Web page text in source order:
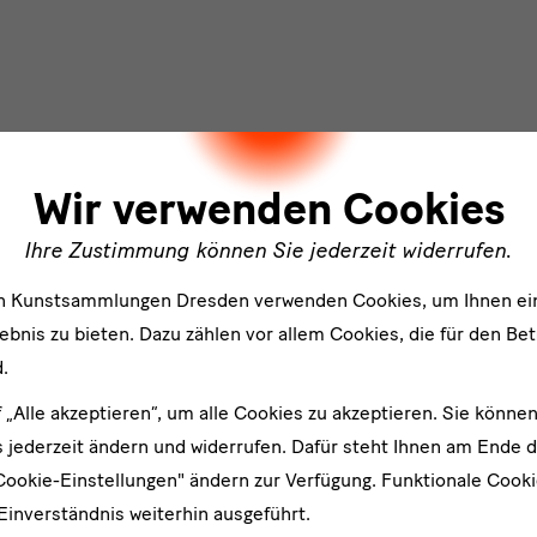
als Kleidung und spielt eine wichtige Rolle bei
Dekore, wie das Windmühlensymbol und das
finden, wie die vom Zeichner Jaques Arago gefertigten
dem Jahre 1925 belegen. In einer vernetzten Welt reisen
in TV-Shows und Zeitschriften verbreitet. Sie dienen
aufgeladen und den jeweiligen Geschmäckern
kulturelles Erbe.
vorheriges: (un)populär nächstes: (un)normal
Wir verwenden Cookies
Ihre Zustimmung können Sie jederzeit widerrufen.
Kunstsammlungen Dresden verwenden Cookies, um Ihnen
zu bieten. Dazu zählen vor allem Cookies, die für den
akzeptieren“, um alle Cookies zu akzeptieren. Sie
jederzeit ändern und widerrufen. Dafür steht Ihnen am Ende
Einstellungen" ändern zur Verfügung. Funktionale
weiterhin ausgeführt.